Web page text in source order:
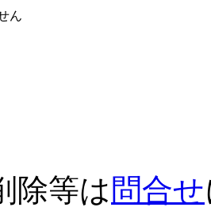
ん
除等は 問合せ